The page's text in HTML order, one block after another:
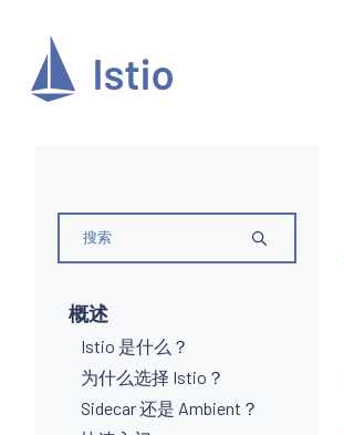
概述
Istio 是什么？
为什么选择 Istio？
Sidecar 还是 Ambient？